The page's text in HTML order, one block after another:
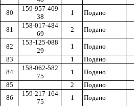
80
159-957-409
38
1 Подано
81
158-017-484
69
2 Подано
82
153-125-088
29
1 Подано
83
1 Подано
84
158-062-582
75
1 Подано
85
2 Подано
86
159-217-164
75
1 Подано